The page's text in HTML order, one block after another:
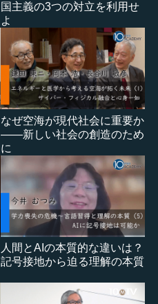
国主義の3つの対立を利用せ
よ
なぜ空海が現代社会に重要か
――新しい社会の創造のため
に
人間とAIの本質的な違いは？
記号接地から迫る理解の本質